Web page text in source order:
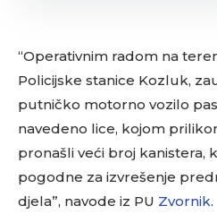
“Operativnim radom na
Policijske stanice Kozluk,
putničko motorno vozilo
navedeno lice, kojom
pronašli veći broj kanistera,
pogodne za izvrešenje
djela”, navode iz PU Zvornik.